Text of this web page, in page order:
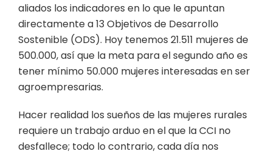
aliados los indicadores en lo que le apuntan
directamente a 13 Objetivos de Desarrollo
Sostenible (ODS). Hoy tenemos 21.511 mujeres de
500.000, así que la meta para el segundo año es
tener mínimo 50.000 mujeres interesadas en ser
agroempresarias.
Hacer realidad los sueños de las mujeres rurales
requiere un trabajo arduo en el que la CCI no
desfallece; todo lo contrario, cada día nos